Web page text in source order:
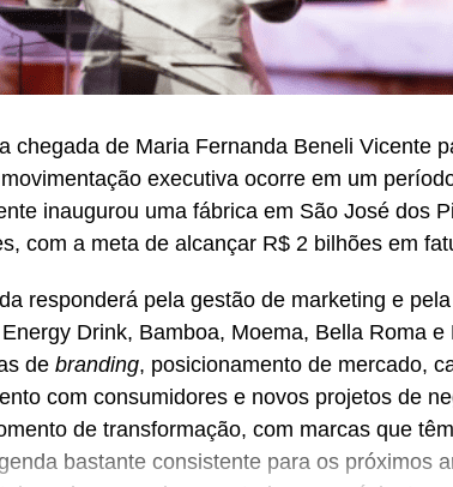
chegada de Maria Fernanda Beneli Vicente
executiva ocorre em um
inaugurou uma fábrica em São José dos
com a meta de alcançar R$ 2 bilhões em
responderá pela gestão de marketing e
Drink, Bamboa, Moema, Bella Roma e
de branding, posicionamento de mercado,
com consumidores e novos projetos de
de transformação, com marcas que
bastante consistente para os próximos